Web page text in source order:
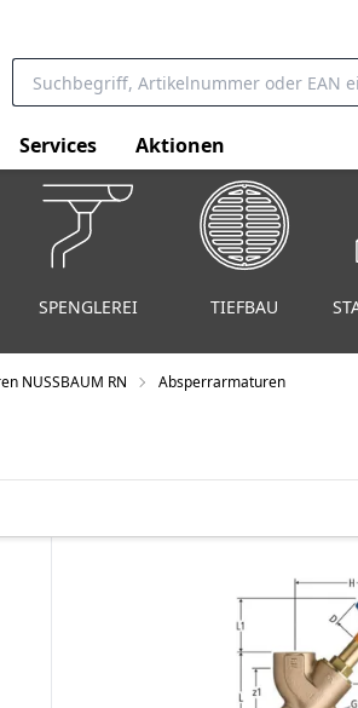
Services Aktionen
SPENGLEREI TIEFBAU
NUSSBAUM RN Absperrarmaturen